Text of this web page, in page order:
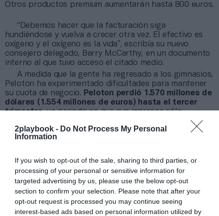
2playbook - Do Not Process My Personal
Information
If you wish to opt-out of the sale, sharing to third parties, or
processing of your personal or sensitive information for
targeted advertising by us, please use the below opt-out
section to confirm your selection. Please note that after your
opt-out request is processed you may continue seeing
interest-based ads based on personal information utilized by
Otros productos premium aumentarán hasta 800 euros.
“Debemos hacer que la facturación siga
hundiéndose y vuelva a crecer otra vez. El efectivo es
oxígeno y el oxígeno es la vida”, escribía su nuevo
consejero delegado, Barry McCarthy, en un documento
interno al que tuvo acceso el citado medio.
A medida que la gente ha regresado a los gimnasios,
Peloton ha experimentado dificultades para mantener
su cuota de negocio. Peloton perdió 1.570 millones de
dólares (1.554 millones de euros) hasta el tercer
trimestre, un periodo en que sus ingresos sólo
mejoraron un 5,9%. En total, cerró los primeros tres
trimestres del año con 1.891,9 millones de dólares
(1.873,5 millones de euros) facturados a través de la
mismo periodo del año anterior.
Añadir2Playbookcomo fuente preferida de Google
de forma gratuita
Mantente informado con las últimas noticias de actualidad.
ACTIVAR AHORA